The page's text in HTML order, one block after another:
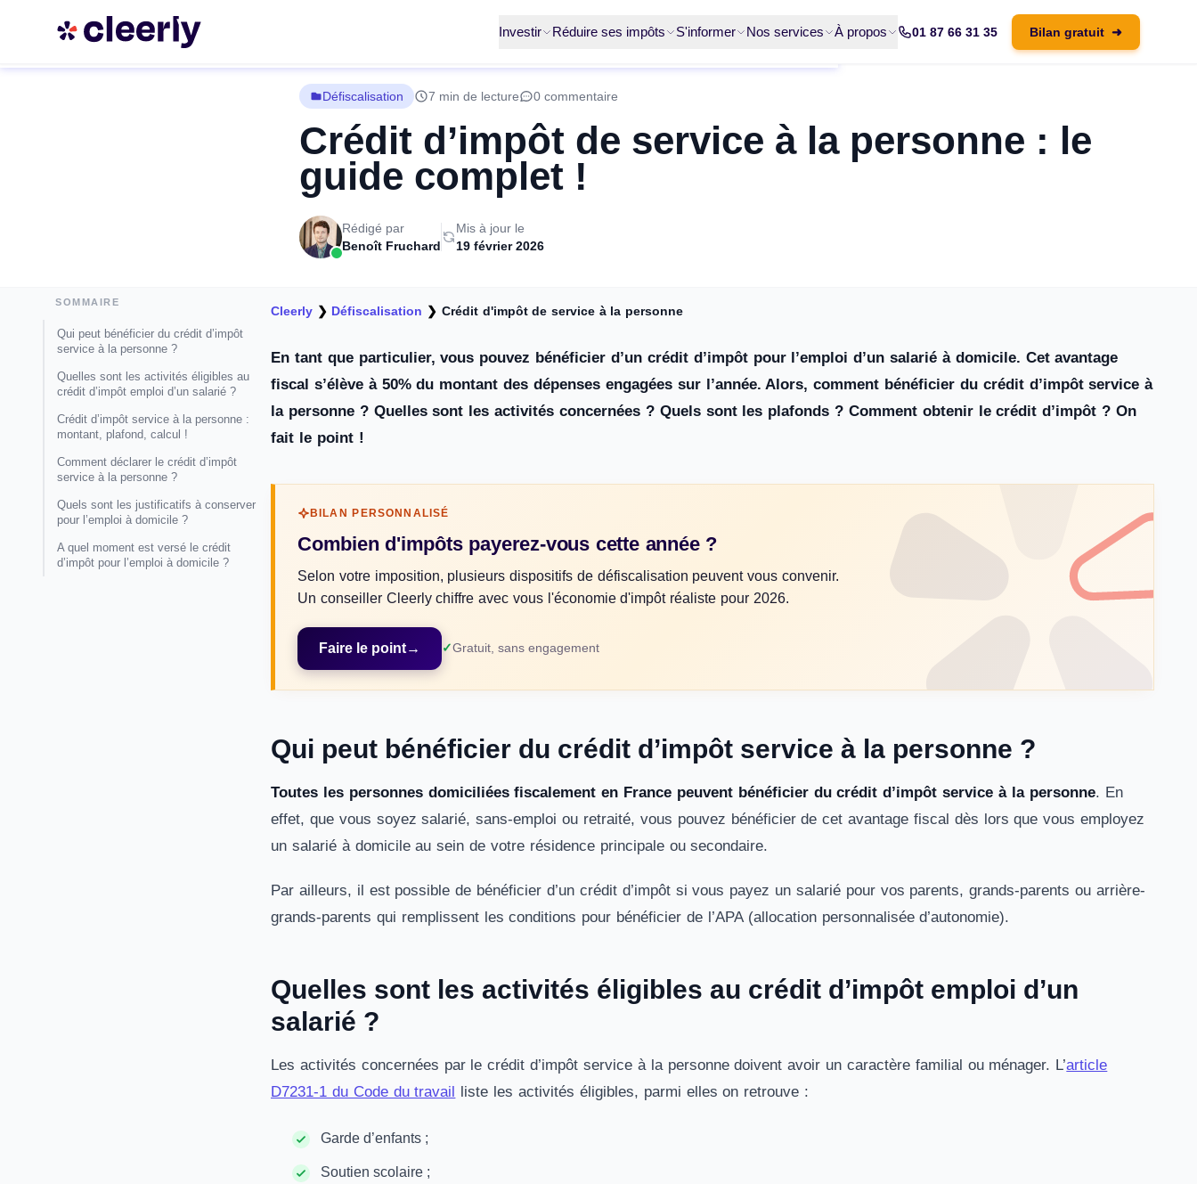
Investir Réduire ses impôts S'informer Nos services À propos 01 87 66 31 35 Bilan gratuit ➜
Défiscalisation 7 min de lecture 0 commentaire
Crédit d’impôt de service à la personne : le
guide complet !
Rédigé par
Benoît Fruchard
Mis à jour le
19 février 2026
SOMMAIRE
Qui peut bénéficier du crédit d’impôt
service à la personne ?
Quelles sont les activités éligibles au
crédit d’impôt emploi d’un salarié ?
Crédit d’impôt service à la personne :
montant, plafond, calcul !
Comment déclarer le crédit d’impôt
service à la personne ?
Quels sont les justificatifs à conserver
pour l’emploi à domicile ?
A quel moment est versé le crédit
d’impôt pour l’emploi à domicile ?
Cleerly ❯ Défiscalisation ❯ Crédit d'impôt de service à la personne
En tant que particulier, vous pouvez bénéficier d’un crédit d’impôt pour l’emploi d’un salarié à domicile. Cet avantage
fiscal s’élève à 50% du montant des dépenses engagées sur l’année. Alors, comment bénéficier du crédit d’impôt service à
la personne ? Quelles sont les activités concernées ? Quels sont les plafonds ? Comment obtenir le crédit d’impôt ? On
fait le point !
BILAN PERSONNALISÉ
Combien d'impôts payerez-vous cette année ?
Selon votre imposition, plusieurs dispositifs de défiscalisation peuvent vous convenir.
Un conseiller Cleerly chiffre avec vous l'économie d'impôt réaliste pour 2026.
Faire le point→ Gratuit, sans engagement
Qui peut bénéficier du crédit d’impôt service à la personne ?
Toutes les personnes domiciliées fiscalement en France peuvent bénéficier du crédit d’impôt service à la personne. En
effet, que vous soyez salarié, sans-emploi ou retraité, vous pouvez bénéficier de cet avantage fiscal dès lors que vous employez
un salarié à domicile au sein de votre résidence principale ou secondaire.
Par ailleurs, il est possible de bénéficier d’un crédit d’impôt si vous payez un salarié pour vos parents, grands-parents ou arrière-
grands-parents qui remplissent les conditions pour bénéficier de l’APA (allocation personnalisée d’autonomie).
Quelles sont les activités éligibles au crédit d’impôt emploi d’un
salarié ?
Les activités concernées par le crédit d’impôt service à la personne doivent avoir un caractère familial ou ménager. L’article
D7231-1 du Code du travail liste les activités éligibles, parmi elles on retrouve :
Garde d’enfants ;
Soutien scolaire ;